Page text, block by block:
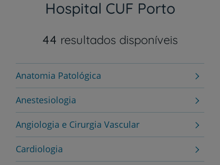
Hospital CUF Porto
44 resultados disponíveis
Anatomia Patológica
Anestesiologia
Angiologia e Cirurgia Vascular
Cardiologia